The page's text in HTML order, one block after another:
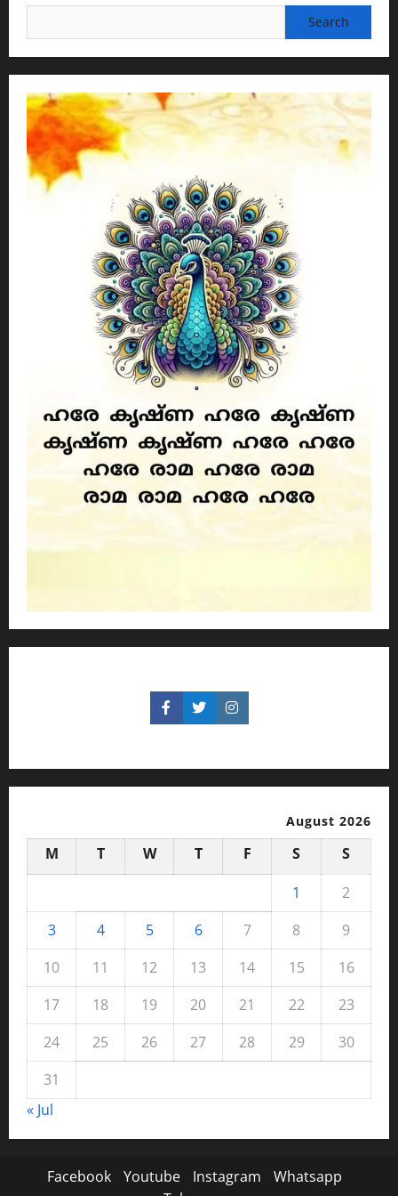
August 2026
M T W T F S
S
1
2
3
4 5 6 7 8
9
10
11 12 13 14 15
16
17
18 19 20 21 22
23
24
25 26 27 28 29
30
31
« Jul
Facebook Youtube Instagram
Whatsapp